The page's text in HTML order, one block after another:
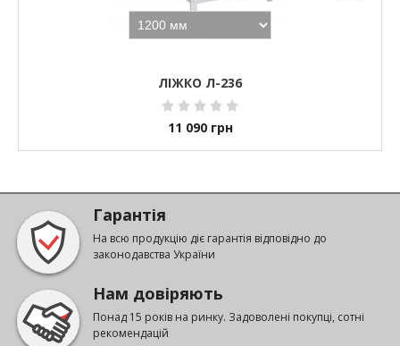
ЛІЖКО Л-236
11 090 грн
Гарантія
На всю продукцію діє гарантія відповідно до
законодавства України
Нам довіряють
Понад 15 років на ринку. Задоволені покупці, сотні
рекомендацій